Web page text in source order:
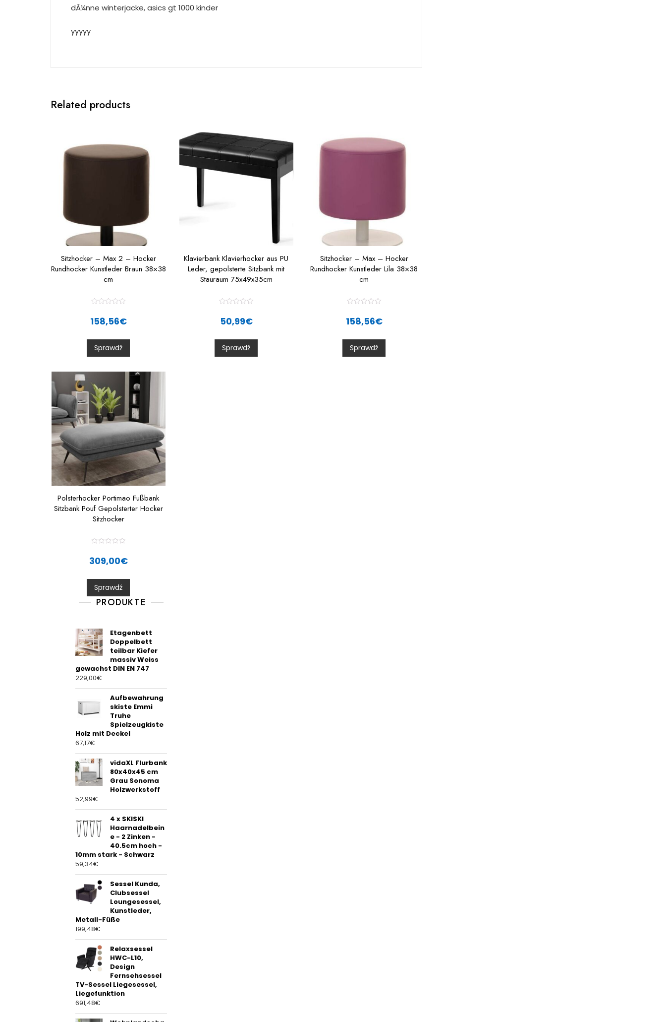
dÃ¼nne winterjacke, asics gt 1000 kinder
yyyyy
Related products
Sitzhocker – Max 2 – Hocker
Rundhocker Kunstleder Braun 38×38
cm
0
o
u
t
158,56€
Sprawdź
Klavierbank Klavierhocker aus PU
Leder, gepolsterte Sitzbank mit
Stauraum 75x49x35cm
t
0
o
u
t
50,99€
Sprawdź
Sitzhocker – Max – Hocker
Rundhocker Kunstleder Lila 38×38
cm
0
o
u
t
158,56€
Sprawdź
Polsterhocker Portimao Fußbank
Sitzbank Pouf Gepolsterter Hocker
Sitzhocker
a
t
0
o
u
t
309,00€
Sprawdź
PRODUKTE
Etagenbett
Doppelbett
teilbar Kiefer
massiv Weiss
gewachst DIN EN 747
229,00€
Aufbewahrung
skiste Emmi
Truhe
Spielzeugkiste
Holz mit Deckel
67,17€
vidaXL Flurbank
80x40x45 cm
Grau Sonoma
Holzwerkstoff
52,99€
4 x SKISKI
Haarnadelbein
e - 2 Zinken -
40.5cm hoch -
10mm stark - Schwarz
59,34€
Sessel Kunda,
Clubsessel
Loungesessel,
Kunstleder,
Metall-Füße
199,48€
Relaxsessel
HWC-L10,
Design
Fernsehsessel
TV-Sessel Liegesessel,
Liegefunktion
691,48€